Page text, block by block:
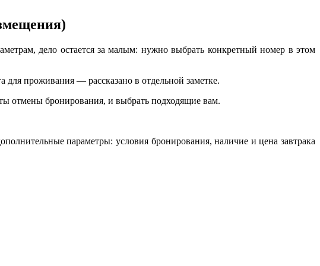
дело остается за малым: нужно выбрать конкретный номер в этом
проживания — рассказано в отдельной заметке.
отмены бронирования, и выбрать подходящие вам.
параметры: условия бронирования, наличие и цена завтрака